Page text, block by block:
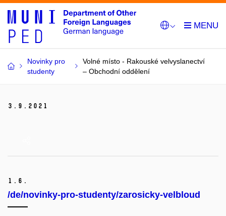
Novinky pro
studenty
Volné místo - Rakouské velvyslanectví
– Obchodní oddělení
3. 9. 2021
1. 6.
/de/novinky-pro-studenty/zarosicky-velbloud